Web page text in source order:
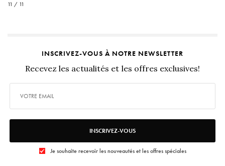
11 / 11
INSCRIVEZ-VOUS À NOTRE NEWSLETTER
Recevez les actualités et les offres exclusives!
INSCRIVEZ-VOUS
Je souhaite recevoir les nouveautés et les offres spéciales